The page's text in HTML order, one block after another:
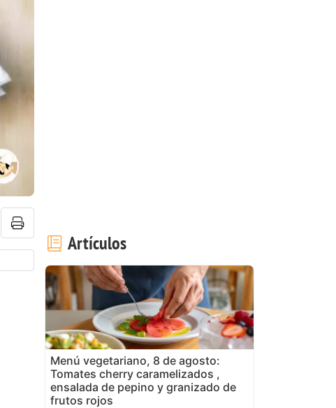
Artículos
Menú vegetariano, 8 de agosto:
Tomates cherry caramelizados ,
ensalada de pepino y granizado de
frutos rojos